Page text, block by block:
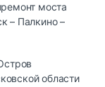
моста
– Палкино –
области